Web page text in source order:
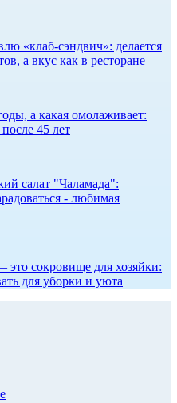
«клаб-сэндвич»: делается
а вкус как в ресторане
а какая омолаживает:
45 лет
салат "Чаламада":
- любимая
сокровище для хозяйки:
для уборки и уюта